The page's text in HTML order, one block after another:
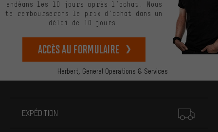
Herbert, General Operations & Services
endéans les 10 jours après l’achat. Nous
te rembourserons le prix d’achat dans un
délai de 10 jours.
Accès au formulaire
EXPÉDITION